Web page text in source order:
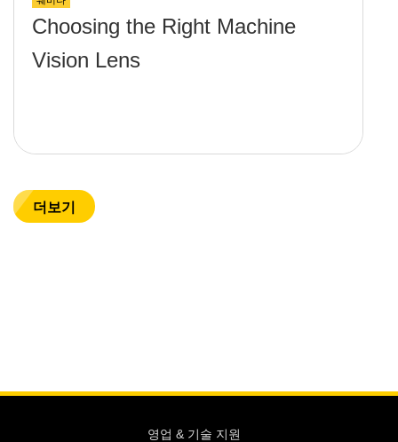
Choosing the Right Machine
Vision Lens
더보기
영업 & 기술 지원